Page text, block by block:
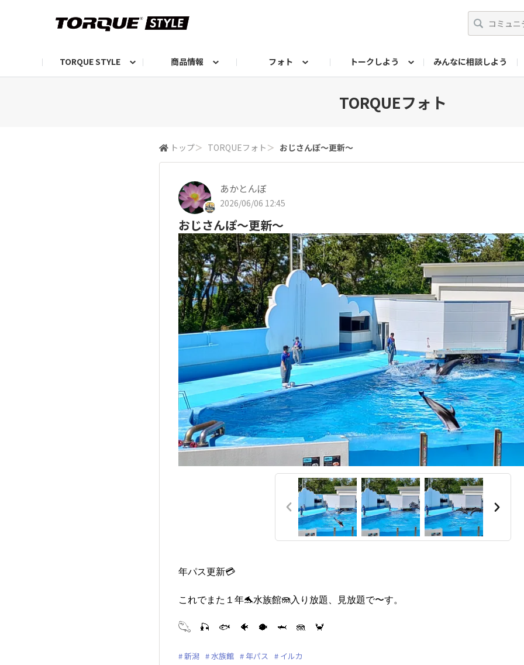
TORQUE STYLE 商品情報 フォト トークしよう みんなに相談しよう
TORQUEフォト
トップ＞ TORQUEフォト ＞ おじさんぽ〜更新〜
あかとんぼ
2026/06/06 12:45
おじさんぽ〜更新〜
年パス更新💳️
これでまた１年🐬水族館🪼入り放題、見放題で〜す。
𓆡 🎣 🐟️ 🐠 🐡 🦈 🪼 🦀
新潟 水族館 年パス イルカ